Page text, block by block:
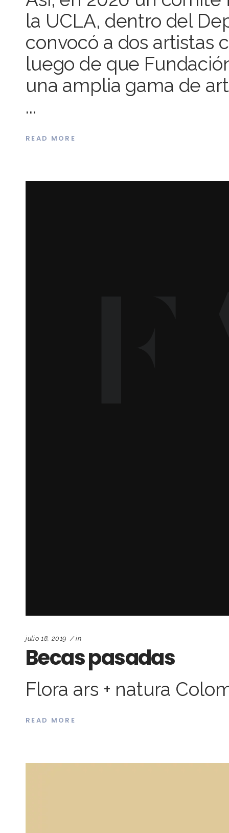
la UCLA, dentro del
convocó a dos artistas
luego de que
una amplia gama de
READ MORE
julio 18, 2019 in
Becas pasadas
Flora ars + natura
READ MORE